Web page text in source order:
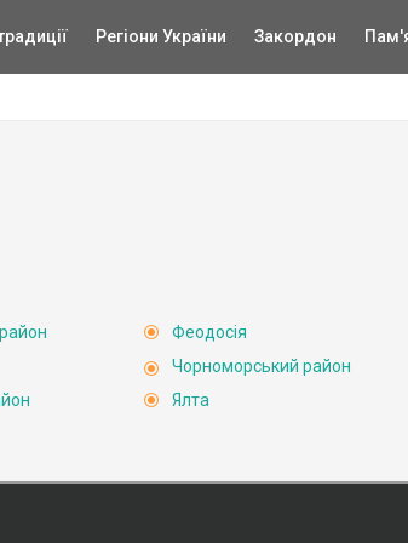
Регіони України Закордон
Феодосія
Чорноморський район
Ялта